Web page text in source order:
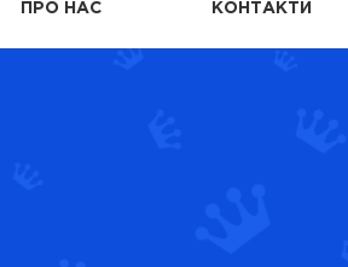
ПРО НАС КОНТАКТИ